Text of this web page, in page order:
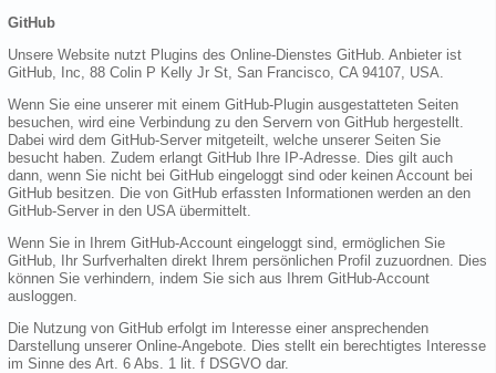
GitHub
Unsere Website nutzt Plugins des Online-Dienstes GitHub. Anbieter ist
GitHub, Inc, 88 Colin P Kelly Jr St, San Francisco, CA 94107, USA.
Wenn Sie eine unserer mit einem GitHub-Plugin ausgestatteten Seiten
besuchen, wird eine Verbindung zu den Servern von GitHub hergestellt.
Dabei wird dem GitHub-Server mitgeteilt, welche unserer Seiten Sie
besucht haben. Zudem erlangt GitHub Ihre IP-Adresse. Dies gilt auch
dann, wenn Sie nicht bei GitHub eingeloggt sind oder keinen Account bei
GitHub besitzen. Die von GitHub erfassten Informationen werden an den
GitHub-Server in den USA übermittelt.
Wenn Sie in Ihrem GitHub-Account eingeloggt sind, ermöglichen Sie
GitHub, Ihr Surfverhalten direkt Ihrem persönlichen Profil zuzuordnen. Dies
können Sie verhindern, indem Sie sich aus Ihrem GitHub-Account
ausloggen.
Die Nutzung von GitHub erfolgt im Interesse einer ansprechenden
Darstellung unserer Online-Angebote. Dies stellt ein berechtigtes Interesse
im Sinne des Art. 6 Abs. 1 lit. f DSGVO dar.